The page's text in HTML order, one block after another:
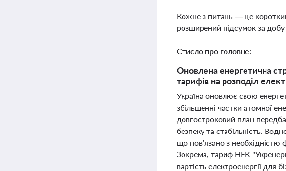
Кожне з питань — це
розширений підсумок за добу
Стисло про головне:
Оновлена енергетична
тарифів на розподіл
Україна оновлює свою
збільшенні частки атомної
довгостроковий план
безпеку та стабільність.
що пов’язано з необхідністю
Зокрема, тариф НЕК
вартість електроенергії для